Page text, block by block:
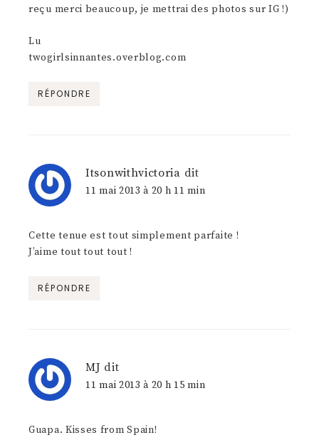
reçu merci beaucoup, je mettrai des photos sur IG !)
Lu
twogirlsinnantes.overblog.com
RÉPONDRE
Itsonwithvictoria dit
11 mai 2013 à 20 h 11 min
Cette tenue est tout simplement parfaite !
J’aime tout tout tout !
RÉPONDRE
MJ dit
11 mai 2013 à 20 h 15 min
Guapa. Kisses from Spain!